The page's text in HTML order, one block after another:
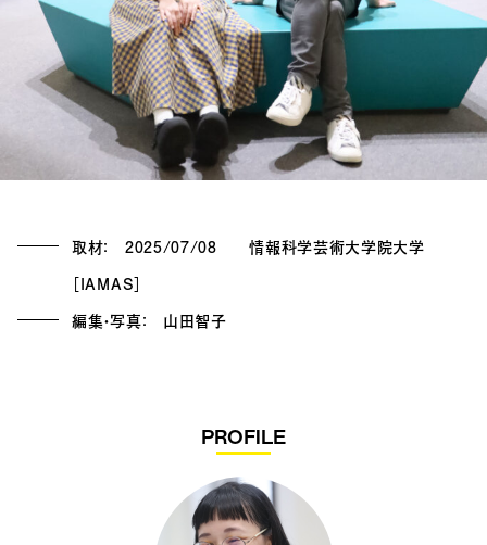
取材： 2025/07/08 情報科学芸術大学院大学
［IAMAS］
編集・写真： 山田智子
PROFILE